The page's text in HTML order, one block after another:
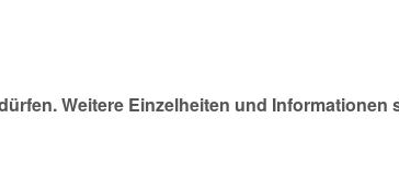
Weitere Einzelheiten und Informationen